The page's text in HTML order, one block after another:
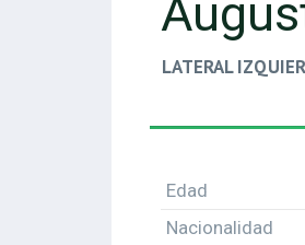
LATERAL
Edad
Nacionalidad